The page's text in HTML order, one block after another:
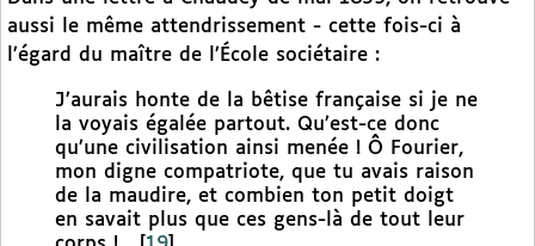
aussi le même attendrissement - cette fois-ci à
l’égard du maître de l’École sociétaire :
J’aurais honte de la bêtise française si je ne
la voyais égalée partout. Qu’est-ce donc
qu’une civilisation ainsi menée ! Ô Fourier,
mon digne compatriote, que tu avais raison
de la maudire, et combien ton petit doigt
en savait plus que ces gens-là de tout leur